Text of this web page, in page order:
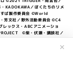
✕
KADOKAWA／ぼくたちのリメ
すば製作委員会 ©World
文社／野外活動委員会 ©C4
ックス・ABCアニメーショ
©柴・伏瀬・講談社／
©IIS-P／ぽんのみち製作委
ース」製作委員会 © NEXON